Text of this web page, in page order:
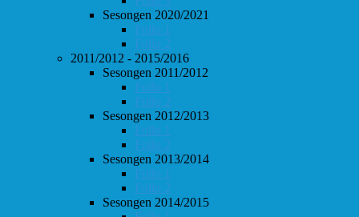
Sesongen 2020/2021
Follo 1
Follo 2
2011/2012 - 2015/2016
Sesongen 2011/2012
Follo 1
Follo 2
Sesongen 2012/2013
Follo 1
Follo 2
Sesongen 2013/2014
Follo 1
Follo 2
Sesongen 2014/2015